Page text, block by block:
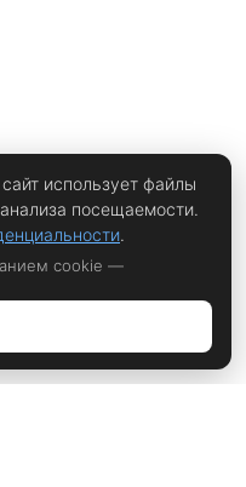
сайт использует файлы
посещаемости.
.
cookie —